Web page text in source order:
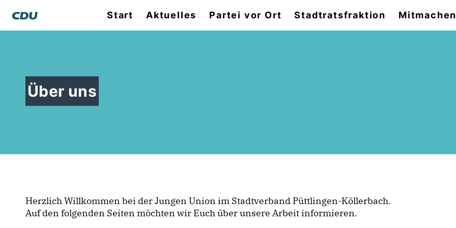
Start Aktuelles Partei vor Ort Stadtratsfraktion Mitmachen
Über uns
Herzlich Willkommen bei der Jungen Union im Stadtverband Püttlingen-Köllerbach.
Auf den folgenden Seiten möchten wir Euch über unsere Arbeit informieren.